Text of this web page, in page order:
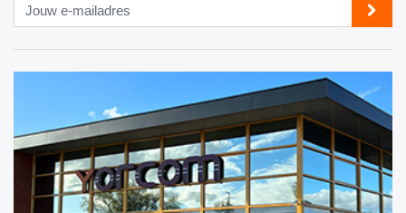
Jouw
e-
mailadres